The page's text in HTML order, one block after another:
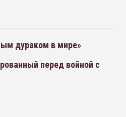
дураком в мире»
перед войной с